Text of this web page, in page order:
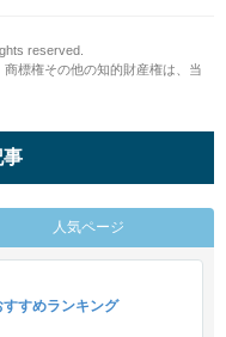
reserved.
標権その他の知的財産権は、当
事
人気ページ
すめランキング